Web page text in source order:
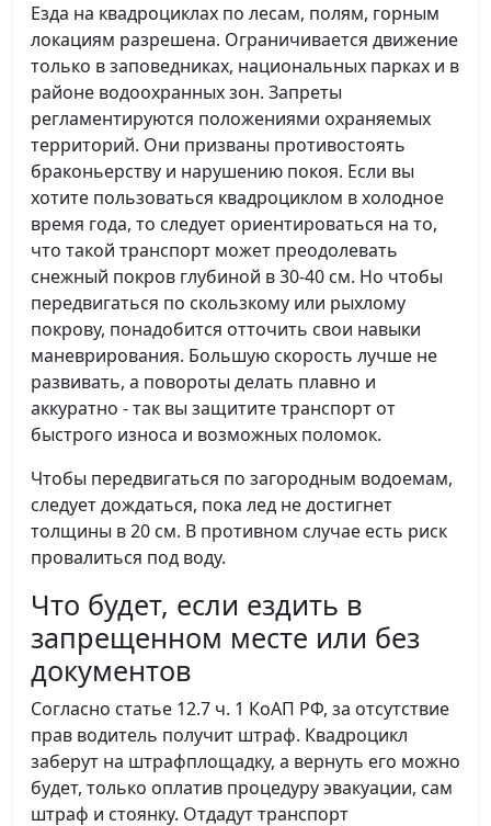
Езда на квадроциклах по лесам, полям, горным
локациям разрешена. Ограничивается движение
только в заповедниках, национальных парках и в
районе водоохранных зон. Запреты
регламентируются положениями охраняемых
территорий. Они призваны противостоять
браконьерству и нарушению покоя. Если вы
хотите пользоваться квадроциклом в холодное
время года, то следует ориентироваться на то,
что такой транспорт может преодолевать
снежный покров глубиной в 30-40 см. Но чтобы
передвигаться по скользкому или рыхлому
покрову, понадобится отточить свои навыки
маневрирования. Большую скорость лучше не
развивать, а повороты делать плавно и
аккуратно - так вы защитите транспорт от
быстрого износа и возможных поломок.
Чтобы передвигаться по загородным водоемам,
следует дождаться, пока лед не достигнет
толщины в 20 см. В противном случае есть риск
провалиться под воду.
Что будет, если ездить в
запрещенном месте или без
документов
Согласно статье 12.7 ч. 1 КоАП РФ, за отсутствие
прав водитель получит штраф. Квадроцикл
заберут на штрафплощадку, а вернуть его можно
будет, только оплатив процедуру эвакуации, сам
штраф и стоянку. Отдадут транспорт